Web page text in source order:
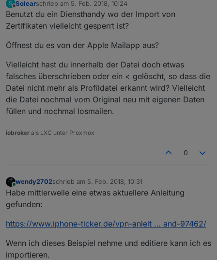
S
Offline
Solearschrieb am 5. Feb. 2018, 10:24
zuletzt editiert von
Benutzt du ein Diensthandy wo der Import von
Zertifikaten vielleicht gesperrt ist?
Öffnest du es von der Apple Mailapp aus?
Vielleicht hast du innerhalb der Datei doch etwas
falsches überschrieben oder ein < gelöscht, so dass die
Datei nicht mehr als Profildatei erkannt wird? Vielleicht
die Datei nochmal vom Original neu mit eigenen Daten
füllen und nochmal losmailen.
iobroker als LXC unter Proxmox
0
Online
wendy2702schrieb am 5. Feb. 2018, 10:31
zuletzt editiert von
Habe mittlerweile eine etwas aktuellere Anleitung
gefunden:
https://www.iphone-ticker.de/vpn-anleit … and-97462/
Wenn ich dieses Beispiel nehme und editiere kann ich es
importieren.